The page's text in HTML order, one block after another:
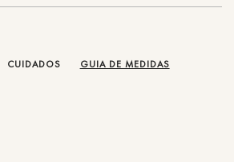
CUIDADOS GUIA DE MEDIDAS